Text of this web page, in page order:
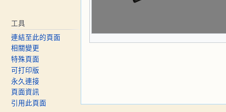
工具
連結至此的頁面
相關變更
特殊頁面
可打印版
永久連接
頁面資訊
引用此頁面